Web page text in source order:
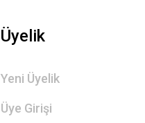
Üyelik
Yeni Üyelik
Üye Girişi